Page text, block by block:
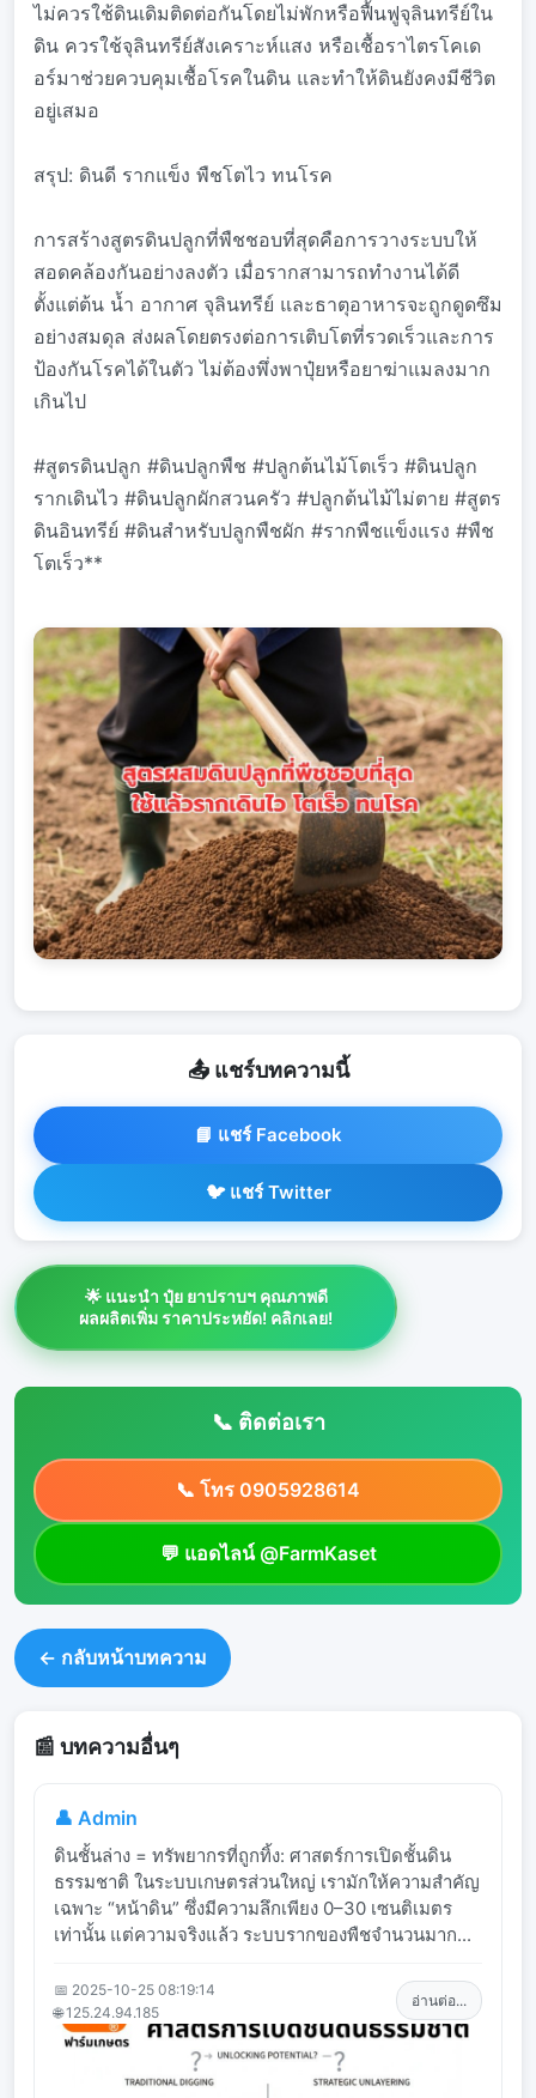
ไม่ควรใช้ดินเดิมติดต่อกันโดยไม่พักหรือฟื้นฟูจุลินทรีย์ใน
ดิน ควรใช้จุลินทรีย์สังเคราะห์แสง หรือเชื้อราไตรโคเด
อร์มาช่วยควบคุมเชื้อโรคในดิน และทำให้ดินยังคงมีชีวิต
อยู่เสมอ
สรุป: ดินดี รากแข็ง พืชโตไว ทนโรค
การสร้างสูตรดินปลูกที่พืชชอบที่สุดคือการวางระบบให้
สอดคล้องกันอย่างลงตัว เมื่อรากสามารถทำงานได้ดี
ตั้งแต่ต้น น้ำ อากาศ จุลินทรีย์ และธาตุอาหารจะถูกดูดซึม
อย่างสมดุล ส่งผลโดยตรงต่อการเติบโตที่รวดเร็วและการ
ป้องกันโรคได้ในตัว ไม่ต้องพึ่งพาปุ๋ยหรือยาฆ่าแมลงมาก
เกินไป
#สูตรดินปลูก #ดินปลูกพืช #ปลูกต้นไม้โตเร็ว #ดินปลูก
รากเดินไว #ดินปลูกผักสวนครัว #ปลูกต้นไม้ไม่ตาย #สูตร
ดินอินทรีย์ #ดินสำหรับปลูกพืชผัก #รากพืชแข็งแรง #พืช
โตเร็ว**
📤 แชร์บทความนี้
📘 แชร์ Facebook
🐦 แชร์ Twitter
🌟 แนะนำ ปุ๋ย ยาปราบฯ คุณภาพดี
ผลผลิตเพิ่ม ราคาประหยัด! คลิกเลย!
📞 ติดต่อเรา
📞 โทร 0905928614
💬 แอดไลน์ @FarmKaset
← กลับหน้าบทความ
📰 บทความอื่นๆ
👤 Admin
ดินชั้นล่าง = ทรัพยากรที่ถูกทิ้ง: ศาสตร์การเปิดชั้นดิน
ธรรมชาติ ในระบบเกษตรส่วนใหญ่ เรามักให้ความสำคัญ
เฉพาะ “หน้าดิน” ซึ่งมีความลึกเพียง 0–30 เซนติเมตร
เท่านั้น แต่ความจริงแล้ว ระบบรากของพืชจำนวนมาก...
📅 2025-10-25 08:19:14
🌐 125.24.94.185
อ่านต่อ...